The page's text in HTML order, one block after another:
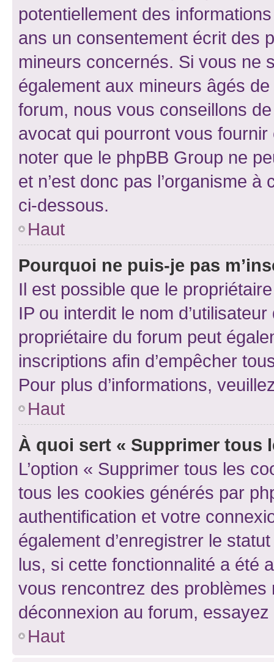
potentiellement des
ans un consentement écrit des
mineurs concernés. Si vous ne
également aux mineurs âgés
forum, nous vous conseillons
avocat qui pourront vous
noter que le phpBB Group ne
et n’est donc pas l’organisme
ci-dessous.
Haut
Pourquoi ne puis-je pas
Il est possible que le
IP ou interdit le nom
propriétaire du forum peut
inscriptions afin d’empêcher
Pour plus d’informations,
Haut
À quoi sert « Supprimer tous
L’option « Supprimer tous les
tous les cookies générés par
authentification et votre
également d’enregistrer le
lus, si cette fonctionnalité a été
vous rencontrez des
déconnexion au forum,
Haut